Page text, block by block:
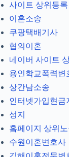
사이트 상위등록
이혼소송
쿠팡택배기사
협의이혼
네이버 사이트
용인학교폭력변
상간남소송
인터넷가입현금
성지
홈페이지 상위
수원이혼변호사